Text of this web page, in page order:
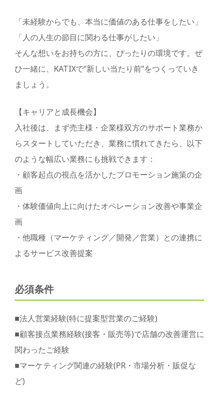
「未経験からでも、本当に価値のある仕事をしたい」
「人の人生の節目に関わる仕事がしたい」
そんな想いをお持ちの方に、ぴったりの環境です。ぜ
ひ一緒に、KATIXで“新しい当たり前”をつくっていき
ましょう。
【キャリアと成長機会】
入社後は、まず売主様・企業様双方のサポート業務か
らスタートしていただき、業務に慣れてきたら、以下
のような幅広い業務にも挑戦できます：
・顧客起点の視点を活かしたプロモーション施策の企
画
・体験価値向上に向けたオペレーション改善や事業企
画
・他職種（マーケティング／開発／営業）との連携に
よるサービス改善提案
必須条件
■法人営業経験(特に提案型営業のご経験)
■顧客接点業務経験(接客・販売等)で店舗の改善運営に
関わったご経験
■マーケティング関連の経験(PR・市場分析・販促な
ど)